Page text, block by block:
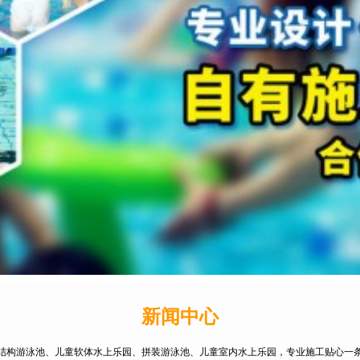
新闻中心
构游泳池、儿童软体水上乐园、拼装游泳池、儿童室内水上乐园，专业施工贴心一